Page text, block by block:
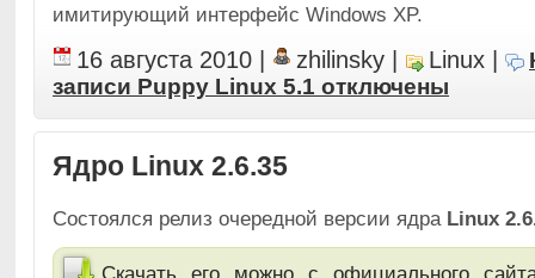
имитирующий интерфейс Windows XP.
16 августа 2010 zhilinsky Linux
записи Puppy Linux 5.1 отключены
Ядро Linux 2.6.35
Состоялся релиз очередной версии ядра Linux